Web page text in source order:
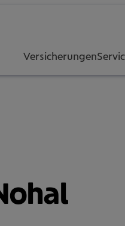
Versicherungen